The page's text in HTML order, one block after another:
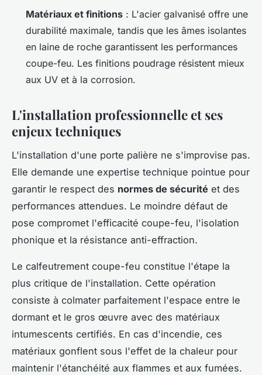
Matériaux et finitions : L'acier galvanisé offre une
durabilité maximale, tandis que les âmes isolantes
en laine de roche garantissent les performances
coupe-feu. Les finitions poudrage résistent mieux
aux UV et à la corrosion.
L'installation professionnelle et ses
enjeux techniques
L'installation d'une porte palière ne s'improvise pas.
Elle demande une expertise technique pointue pour
garantir le respect des normes de sécurité et des
performances attendues. Le moindre défaut de
pose compromet l'efficacité coupe-feu, l'isolation
phonique et la résistance anti-effraction.
Le calfeutrement coupe-feu constitue l'étape la
plus critique de l'installation. Cette opération
consiste à colmater parfaitement l'espace entre le
dormant et le gros œuvre avec des matériaux
intumescents certifiés. En cas d'incendie, ces
matériaux gonflent sous l'effet de la chaleur pour
maintenir l'étanchéité aux flammes et aux fumées.